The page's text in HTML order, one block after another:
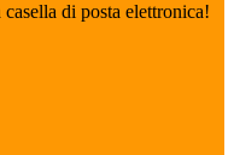
di posta elettronica!